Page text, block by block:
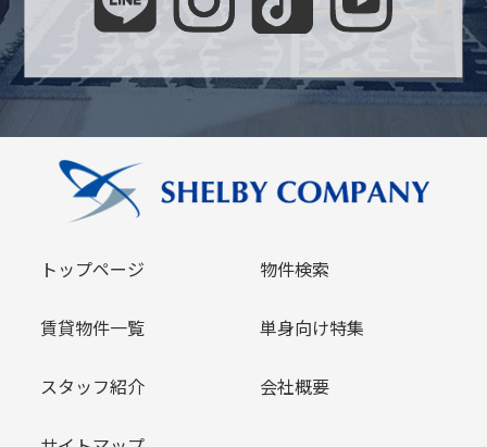
トップページ 物件検索
賃貸物件一覧 単身向け特集
スタッフ紹介 会社概要